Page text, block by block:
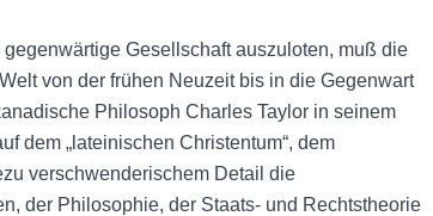
Gesellschaft auszuloten, muß die
von der frühen Neuzeit bis in die Gegenwart
Philosoph Charles Taylor in seinem
dem „lateinischen Christentum“, dem
verschwenderischem Detail die
der Philosophie, der Staats- und Rechtstheorie